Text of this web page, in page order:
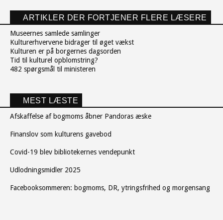
ARTIKLER DER FORTJENER FLERE LÆSERE
Museernes samlede samlinger
Kulturerhvervene bidrager til øget vækst
Kulturen er på borgernes dagsorden
Tid til kulturel opblomstring?
482 spørgsmål til ministeren
MEST LÆSTE
Afskaffelse af bogmoms åbner Pandoras æske
Finanslov som kulturens gavebod
Covid-19 blev bibliotekernes vendepunkt
Udlodningsmidler 2025
Facebooksommeren: bogmoms, DR, ytringsfrihed og morgensang